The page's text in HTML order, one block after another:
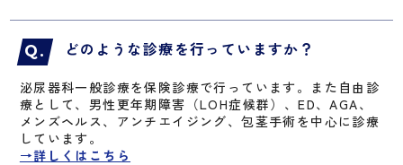
どのような診療を行っていますか？
泌尿器科一般診療を保険診療で行っています。また自由診
療として、男性更年期障害（LOH症候群）、ED、AGA、
メンズヘルス、アンチエイジング、包茎手術を中心に診療
しています。
→詳しくはこちら